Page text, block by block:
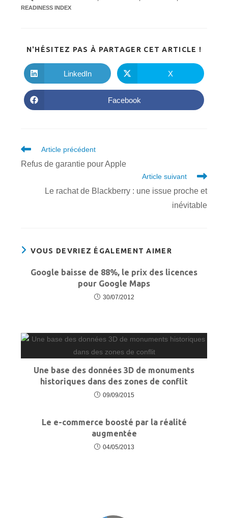
READINESS INDEX
N'HÉSITEZ PAS À PARTAGER CET ARTICLE !
Ouvrir
dans
une
LinkedIn
Ouvrir
dans
une
X
Ouvrir
dans
Facebook
Read
articles
Article précédent
Refus de garantie pour Apple
Article suivant
Le rachat de Blackberry : une issue proche et
inévitable
VOUS DEVRIEZ ÉGALEMENT AIMER
Google baisse de 88%, le prix des licences
pour Google Maps
30/07/2012
Une base des données 3D de monuments
historiques dans des zones de conflit
09/09/2015
Le e-commerce boosté par la réalité
augmentée
04/05/2013